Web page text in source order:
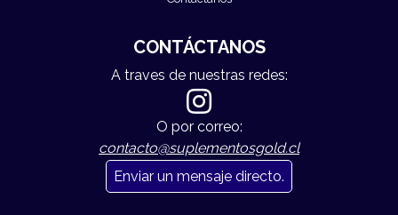
CONTÁCTANOS
A traves de nuestras redes:
O por correo:
contacto@suplementosgold.cl
Enviar un mensaje directo.